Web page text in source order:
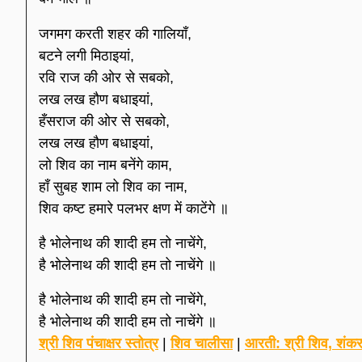
जगमग करती शहर की गालियाँ,
बटने लगी मिठाइयां,
रवि राज की ओर से सबको,
लख लख हौण बधाइयां,
हँसराज की ओर से सबको,
लख लख हौण बधाइयां,
लो शिव का नाम बनेंगे काम,
हाँ सुबह शाम लो शिव का नाम,
शिव कष्ट हमारे पलभर क्षण में काटेंगे ॥
है भोलेनाथ की शादी हम तो नाचेंगे,
है भोलेनाथ की शादी हम तो नाचेंगे ॥
है भोलेनाथ की शादी हम तो नाचेंगे,
है भोलेनाथ की शादी हम तो नाचेंगे ॥
श्री शिव पंचाक्षर स्तोत्र|शिव चालीसा| आरती: श्री शिव,